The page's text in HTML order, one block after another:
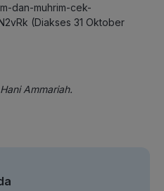
dan-muhrim-cek-
(Diakses 31 Oktober
Ammariah.